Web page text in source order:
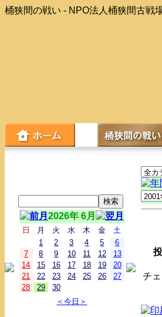
桶狭間の戦い - NPO法人桶狭間古戦
2026年 6月
日 月 火 水 木 金
土
1
2 3 4 5
6
7
8 9 10 11 12
13
14
15 16 17 18 19
20
21
22 23 24 25 26
27
28
29
30
＜今日＞
チ